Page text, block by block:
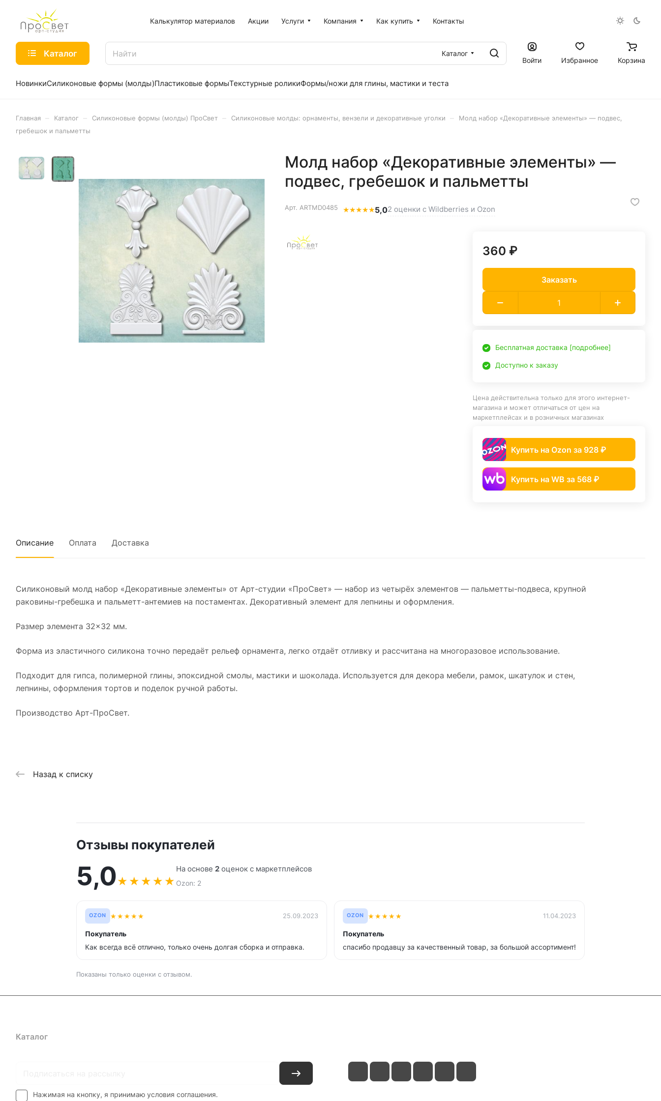
Калькулятор материалов Акции Услуги Компания Как купить Контакты
Каталог
Каталог
Войти
Избранное Корзина
НовинкиСиликоновые формы (молды)Пластиковые формыТекстурные роликиФормы/ножи для глины, мастики и теста
Главная Каталог Силиконовые формы (молды) ПроСвет Силиконовые молды: орнаменты, вензели и декоративные уголки
Молд набор «Декоративные элементы» — подвес,
гребешок и пальметты
Молд набор «Декоративные элементы» —
подвес, гребешок и пальметты
Арт. ARTMD0485 ★★★★★5,02 оценки с Wildberries и Ozon
360 ₽
Заказать
Бесплатная доставка [подробнее]
Доступно к заказу
Цена действительна только для этого интернет-
магазина и может отличаться от цен на
маркетплейсах и в розничных магазинах
Купить на Ozon за 928 ₽
Купить на WB за 568 ₽
Описание Оплата Доставка
Силиконовый молд набор «Декоративные элементы» от Арт-студии «ПроСвет» — набор из четырёх элементов — пальметты-подвеса, крупной
раковины-гребешка и пальметт-антемиев на постаментах. Декоративный элемент для лепнины и оформления.
Размер элемента 32×32 мм.
Форма из эластичного силикона точно передаёт рельеф орнамента, легко отдаёт отливку и рассчитана на многоразовое использование.
Подходит для гипса, полимерной глины, эпоксидной смолы, мастики и шоколада. Используется для декора мебели, рамок, шкатулок и стен,
лепнины, оформления тортов и поделок ручной работы.
Производство Арт-ПроСвет.
Назад к списку
Отзывы покупателей
5,0★ ★ ★ ★ ★
На основе 2 оценок с маркетплейсов
Ozon: 2
OZON ★★★★★ 25.09.2023
Покупатель
Как всегда всё отлично, только очень долгая сборка и отправка.
OZON ★★★★★ 11.04.2023
Покупатель
спасибо продавцу за качественный товар, за большой ассортимент!
Показаны только оценки с отзывом.
Каталог
Нажимая на кнопку, я принимаю условия соглашения.